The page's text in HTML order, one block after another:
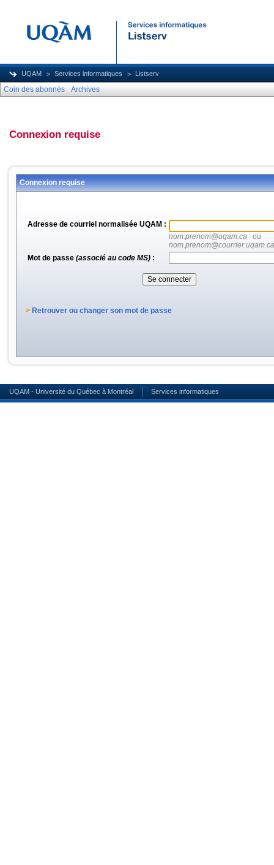
UQAM Services informatiques Listserv
Coin des abonnés Archives
Connexion requise
Connexion requise
Adresse de courriel normalisée UQAM :
nom.prenom@uqam.ca
ou
nom.prenom@courrier.uqam.ca
Mot de passe (associé au code MS) :
> Retrouver ou changer son mot de passe
UQAM - Université du Québec à Montréal Services informatiques